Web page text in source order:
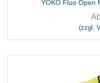
YOKO Fluo Open
(zzgl.